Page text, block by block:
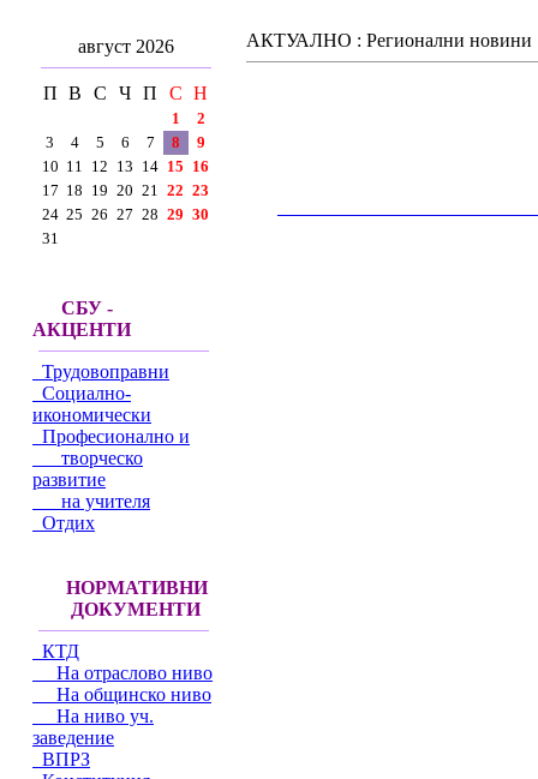
август 2026
П В С Ч П С Н
1
2
3
4 5 6 7 8
9
10 11 12 13 14 15 16
17 18 19 20 21 22 23
24 25 26 27 28 29 30
31
СБУ -
АКЦЕНТИ
Трудовоправни
Социално-
икономически
Професионално и
творческо
развитие
на учителя
Отдих
НОРМАТИВНИ
ДОКУМЕНТИ
КТД
На отраслово ниво
На общинско ниво
На ниво уч.
заведение
ВПРЗ
АКТУАЛНО : Регионални новини